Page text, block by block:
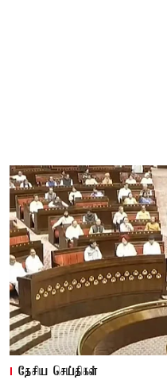
தேசிய செய்திகள்